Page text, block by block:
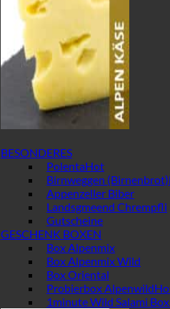
BESONDERES
Polenta
Birnweggen (Birnenbrot)
Appenzeller Biber
Landsgmeend Chrempfli
Gutscheine
GESCHENK BOXEN
Box Alpenmix
Box Alpenmix Wild
Box Oriental
Probierbox Alpenwild
1minute Wild Salami Box